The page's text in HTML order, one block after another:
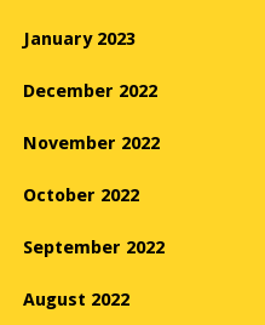
January 2023
December 2022
November 2022
October 2022
September 2022
August 2022